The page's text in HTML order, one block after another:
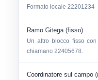
Formato locale22201234
Ramo Gitega (fisso)
Un altro blocco fisso
chiamano22405678.
Coordinatore sul campo